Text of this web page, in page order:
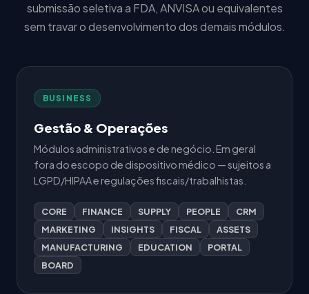
submissão seletiva a FDA, ANVISA ou equivalentes
sem travar o desenvolvimento dos demais módulos.
BUSINESS
Gestão & Operações
Módulos administrativos e de negócio. Em geral
fora do escopo de dispositivo médico — sujeitos a
LGPD/HIPAA e regulações fiscais/trabalhistas.
CORE FINANCE SUPPLY PEOPLE
CRM
MARKETING
INSIGHTS FISCAL
ASSETS
MANUFACTURING
EDUCATION
PORTAL
BOARD